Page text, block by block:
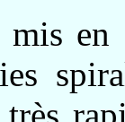
en